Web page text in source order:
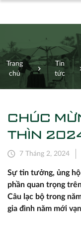
Trang
chủ
Tin
tức
CHÚC
THÌN
7 Tháng 2, 2024
Sự tin tưởng, ủng
phần quan trọng
Câu lạc bộ trong
gia đình năm mới